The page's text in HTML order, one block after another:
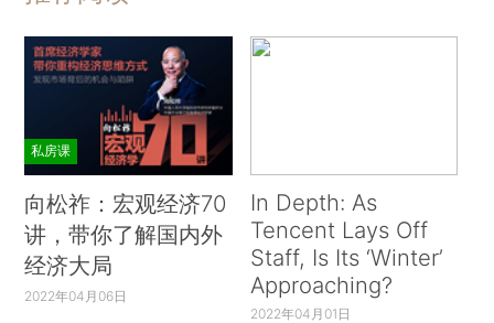
私房课
向松祚：宏观经济70
讲，带你了解国内外
经济大局
2022年04月06日
In Depth: As
Tencent Lays Off
Staff, Is Its ‘Winter’
Approaching?
2022年04月01日